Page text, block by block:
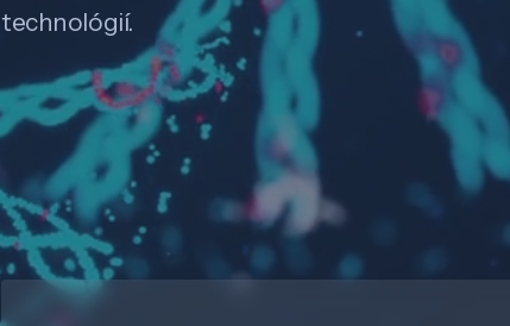
technológií.